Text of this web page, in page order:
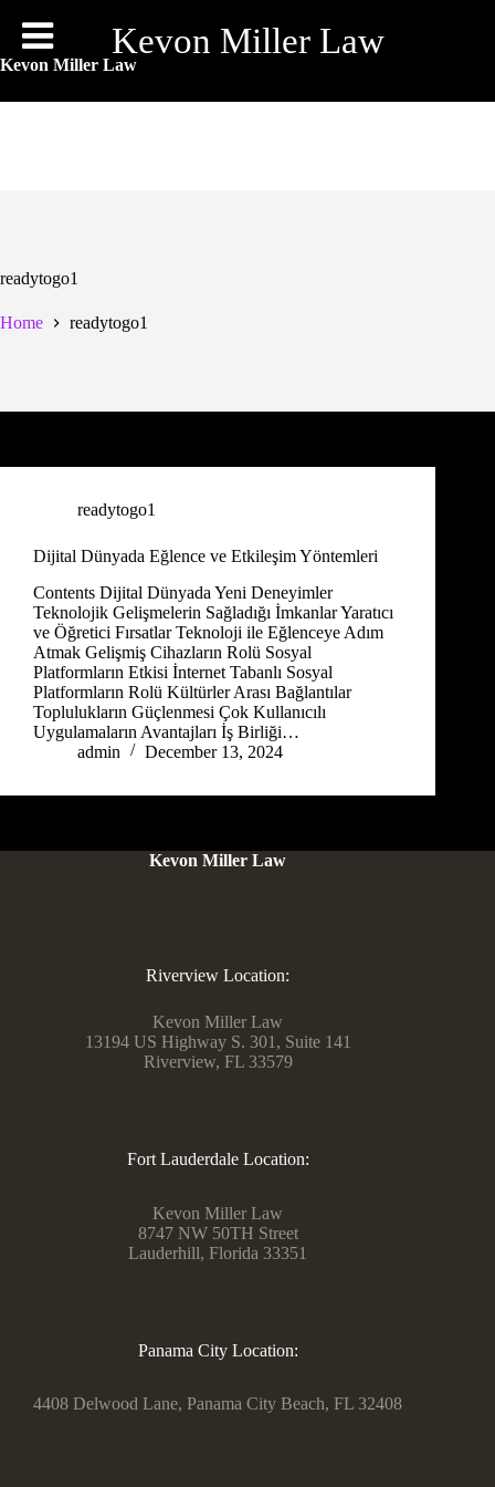
Kevon Miller Law
content
Kevon Miller Law
readytogo1
Home readytogo1
readytogo1
Dijital Dünyada Eğlence ve Etkileşim Yöntemleri
Contents Dijital Dünyada Yeni Deneyimler
Teknolojik Gelişmelerin Sağladığı İmkanlar Yaratıcı
ve Öğretici Fırsatlar Teknoloji ile Eğlenceye Adım
Atmak Gelişmiş Cihazların Rolü Sosyal
Platformların Etkisi İnternet Tabanlı Sosyal
Platformların Rolü Kültürler Arası Bağlantılar
Toplulukların Güçlenmesi Çok Kullanıcılı
Uygulamaların Avantajları İş Birliği…
admin
December 13, 2024
Kevon Miller Law
Riverview Location:
Kevon Miller Law
13194 US Highway S. 301, Suite 141
Riverview, FL 33579
Fort Lauderdale Location:
Kevon Miller Law
8747 NW 50TH Street
Lauderhill, Florida 33351
Panama City Location:
4408 Delwood Lane, Panama City Beach, FL 32408